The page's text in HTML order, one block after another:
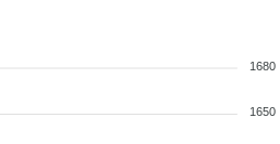
1680
1650